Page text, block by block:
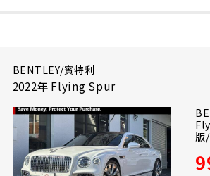
BENTLEY/賓特利
2022年 Flying Spur
版